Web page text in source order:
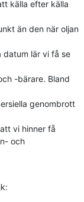
källa efter källa
än den när oljan
datum lär vi få se
-bärare. Bland
genombrott
vi hinner få
och